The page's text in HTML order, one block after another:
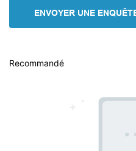
ENVOYER UNE
Recommandé